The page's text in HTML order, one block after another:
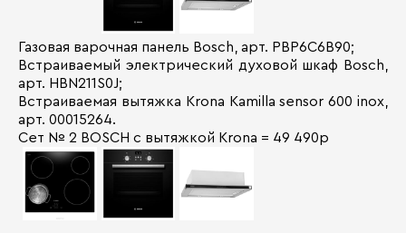
Газовая варочная панель Bosch, арт. PBP6C6B90;
Встраиваемый электрический духовой шкаф Bosch,
арт. HBN211S0J;
Встраиваемая вытяжка Krona Kamilla sensor 600 inox,
арт. 00015264.
Сет № 2 BOSCH с вытяжкой Krona = 49 490р